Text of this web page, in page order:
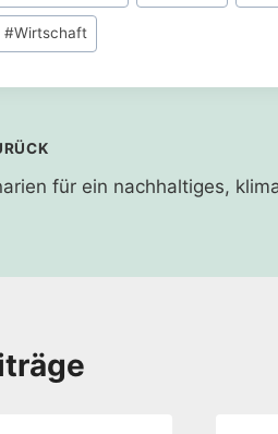
#Wirtschaft
für ein nachhaltiges,